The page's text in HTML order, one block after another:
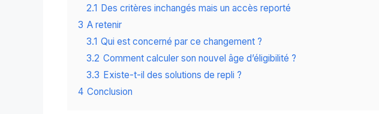
2.1 Des critères inchangés mais un accès reporté
3 A retenir
3.1 Qui est concerné par ce changement ?
3.2 Comment calculer son nouvel âge d’éligibilité ?
3.3 Existe-t-il des solutions de repli ?
4 Conclusion